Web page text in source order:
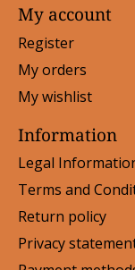
My account
Register
My orders
My wishlist
Information
Legal
Terms and
Return policy
Privacy